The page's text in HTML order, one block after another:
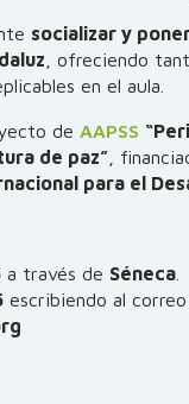
socializar y
, ofreciendo
en el aula.
de AAPSS
de paz” ,
para el
a través de Séneca
escribiendo al